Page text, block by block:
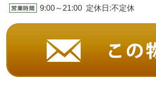
9:00～21:00 定休日:不定休